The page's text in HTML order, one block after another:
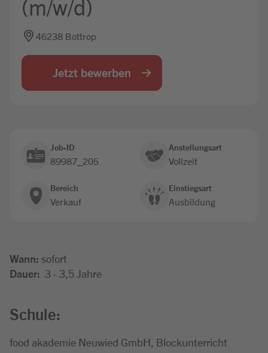
(m/w/d)
46238 Bottrop
Jetzt bewerben
Job-ID
89987_205
Anstellungsart
Vollzeit
Bereich
Verkauf
Einstiegsart
Ausbildung
Wann: sofort
Dauer: 3 - 3,5 Jahre
Schule:
food akademie Neuwied GmbH, Blockunterricht